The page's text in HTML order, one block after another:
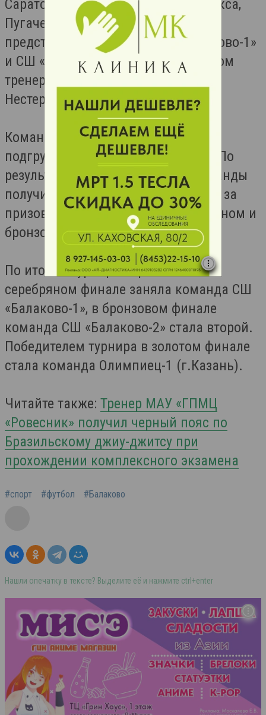
Саратова, Балаково, Энгельса, Маркса,
Пугачева и Казани. Город Балаково
представляли команды СШ «Балаково-1»
и СШ «Балаково-2» под руководством
тренера-преподавателя Эдуарда
Нестерова.
Команды были разделены на 2
подгруппы по 6 команд в каждой. По
результатам игр в подгруппах команды
получили возможность побороться за
призовые места в золотом, серебряном и
бронзовом финалах.
По итогам турнира первое место в
серебряном финале заняла команда СШ
«Балаково-1», в бронзовом финале
команда СШ «Балаково-2» стала второй.
Победителем турнира в золотом финале
стала команда Олимпиец-1 (г.Казань).
Читайте также: Тренер МАУ «ГПМЦ
«Ровесник» получил черный пояс по
Бразильскому джиу-джитсу при
прохождении комплексного экзамена
#спорт #футбол #Балаково
Нашли опечатку в тексте? Выделите её и нажмите ctrl+enter